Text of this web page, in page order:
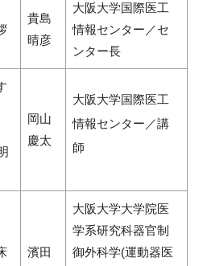
貴島
晴彦
大阪大学国際医工
情報センター／セ
ンター長
岡山
慶太
大阪大学国際医工
情報センター／講
師
濱田
大阪大学大学院医
学系研究科器官制
御外科学(運動器医